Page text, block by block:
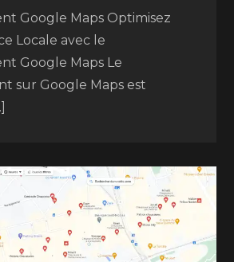
Google Maps Optimisez
Locale avec le
Google Maps Le
sur Google Maps est